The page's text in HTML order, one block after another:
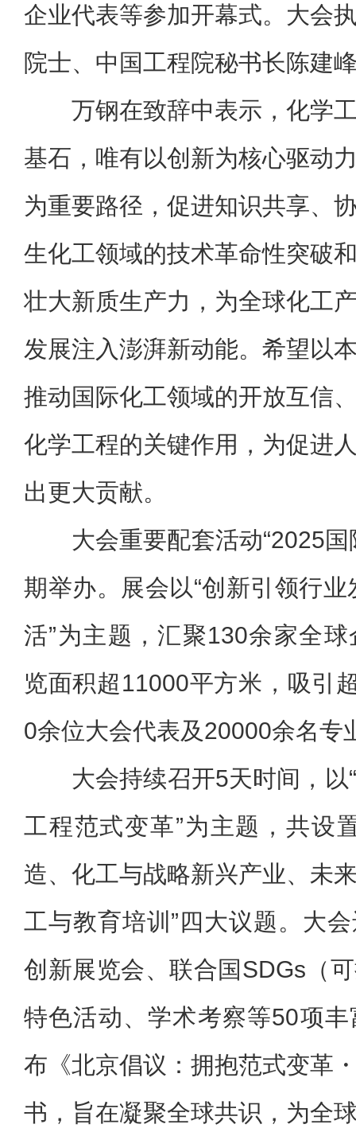
企业代表等参加开幕式。大会
院士、中国工程院秘书长陈建
万钢在致辞中表示，化学
基石，唯有以创新为核心驱动
为重要路径，促进知识共享、
生化工领域的技术革命性突破
壮大新质生产力，为全球化工
发展注入澎湃新动能。希望以
推动国际化工领域的开放互信
化学工程的关键作用，为促进
出更大贡献。
大会重要配套活动“2025
期举办。展会以“创新引领行
活”为主题，汇聚130余家全
览面积超11000平方米，吸引
0余位大会代表及20000余名专
大会持续召开5天时间，
工程范式变革”为主题，共设
造、化工与战略新兴产业、未
工与教育培训”四大议题。大
创新展览会、联合国SDGs（
特色活动、学术考察等50项
布《北京倡议：拥抱范式变革
书，旨在凝聚全球共识，为全